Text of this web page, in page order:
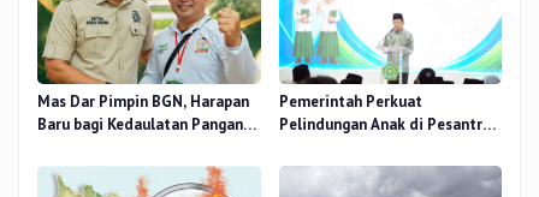
Mas Dar Pimpin BGN, Harapan
Baru bagi Kedaulatan Pangan
Pemerintah Perkuat
Pelindungan Anak di Pesantren
RANA